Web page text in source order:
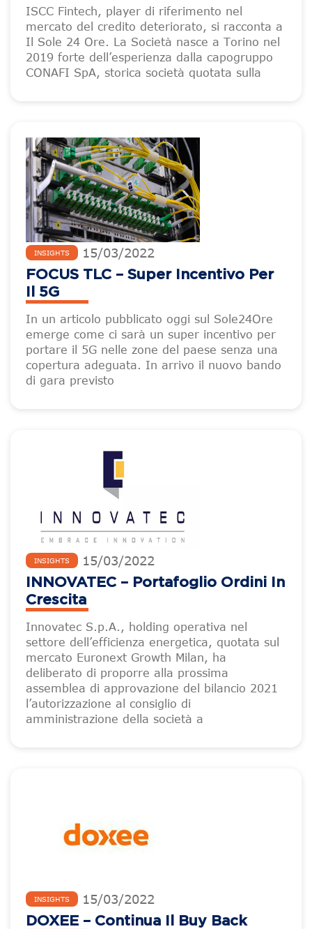
ISCC Fintech, player di riferimento nel
mercato del credito deteriorato, si racconta a
Il Sole 24 Ore. La Società nasce a Torino nel
2019 forte dell’esperienza dalla capogruppo
CONAFI SpA, storica società quotata sulla
INSIGHTS 15/03/2022
FOCUS TLC – Super Incentivo Per
Il 5G
In un articolo pubblicato oggi sul Sole24Ore
emerge come ci sarà un super incentivo per
portare il 5G nelle zone del paese senza una
copertura adeguata. In arrivo il nuovo bando
di gara previsto
INSIGHTS 15/03/2022
INNOVATEC – Portafoglio Ordini In
Crescita
Innovatec S.p.A., holding operativa nel
settore dell’efficienza energetica, quotata sul
mercato Euronext Growth Milan, ha
deliberato di proporre alla prossima
assemblea di approvazione del bilancio 2021
l’autorizzazione al consiglio di
amministrazione della società a
INSIGHTS 15/03/2022
DOXEE – Continua Il Buy Back